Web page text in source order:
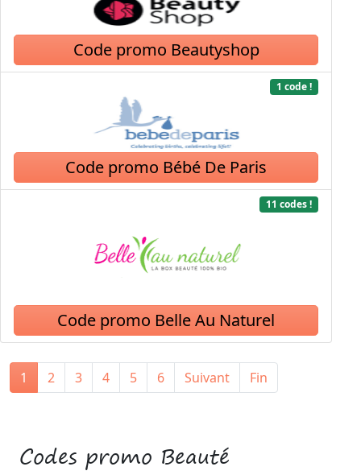
Codes promo Beauté
Code promo Beautyshop
1 code !
Code promo Bébé De Paris
11 codes !
Code promo Belle Au Naturel
1 2 3 4 5 6 Suivant Fin